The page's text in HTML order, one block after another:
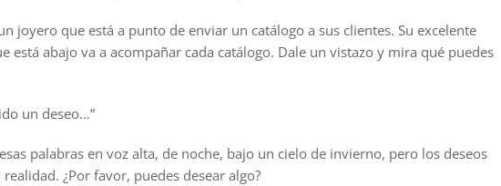
joyero que está a punto de enviar un catálogo a sus clientes. Su excelente
está abajo va a acompañar cada catálogo. Dale un vistazo y mira qué puedes
un deseo…”
palabras en voz alta, de noche, bajo un cielo de invierno, pero los deseos
realidad. ¿Por favor, puedes desear algo?